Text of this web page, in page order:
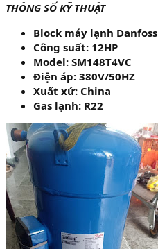
THÔNG SỐ KỸ THUẬT
Block máy lạnh Danfoss
Công suất: 12HP
Model: SM148T4VC
Điện áp: 380V/50HZ
Xuất xứ: China
Gas lạnh: R22